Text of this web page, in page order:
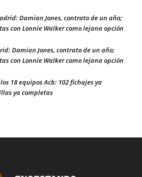
Damian Jones, contrato de un año;
con Lonnie Walker como lejana opción
Damian Jones, contrato de un año;
con Lonnie Walker como lejana opción
18 equipos Acb: 102 fichajes ya
ya completas